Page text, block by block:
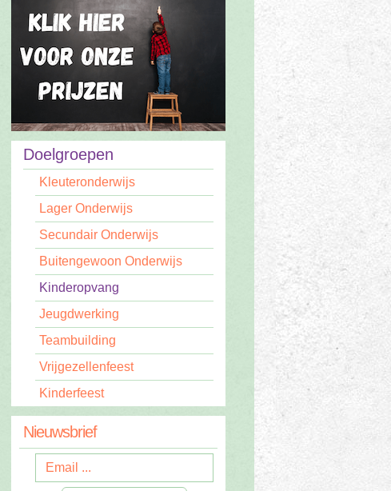
Doelgroepen
Kleuteronderwijs
Lager Onderwijs
Secundair Onderwijs
Buitengewoon Onderwijs
Kinderopvang
Jeugdwerking
Teambuilding
Vrijgezellenfeest
Kinderfeest
Nieuwsbrief